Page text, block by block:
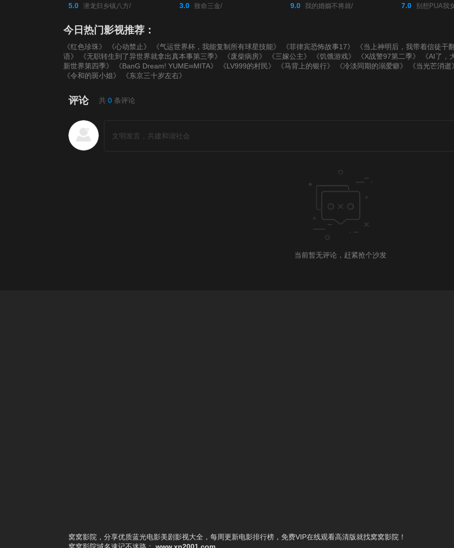
5.0 潜龙归乡镇八方/ 3.0 致命三金/ 9.0 我的婚姻不将就/ 7.0 别想PUA我
今日热门影视推荐：
《红色珍珠》 《心动禁止》 《气运世界杯，我能复制所有球星技能》 《菲律宾恐怖故事17》
《当上神明后，我带着信徒干
语》
《无职转生到了异世界就拿出真本事第三季》 《废柴病房》 《三嫁公主》 《饥饿游戏》 《X战警97第二季》
《AI了，
新世界第四季》
《BanG Dream! YUME∞MITA》 《LV999的村民》 《马背上的银行》 《冷淡同期的溺爱癖》
《当光芒消逝
《令和的斑小姐》
《东京三十岁左右》
评论 共 0条评论
当前暂无评论，赶紧抢个沙发
窝窝影院，分享优质蓝光电影美剧影视大全，每周更新电影排行榜，免费VIP在线观看高清版就找窝窝影院！